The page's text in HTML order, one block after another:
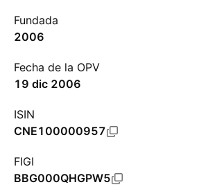
Fundada
2006
Fecha de la OPV
19 dic 2006
ISIN
CNE100000957
FIGI
BBG000QHGPW5